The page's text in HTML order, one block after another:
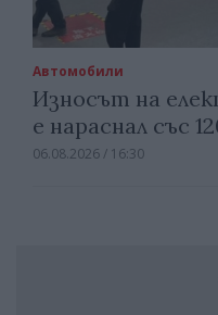
Автомобили
Износът на
е нараснал със
06.08.2026 / 16:30